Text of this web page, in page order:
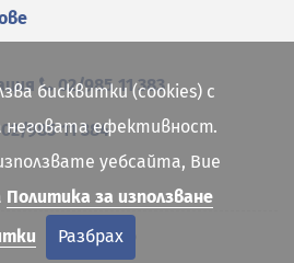
02/985 11 383
985 11 384
Site map
бисквитки (cookies) с
неговата ефективност.
уебсайта, Вие
Политика за използване
Разбрах